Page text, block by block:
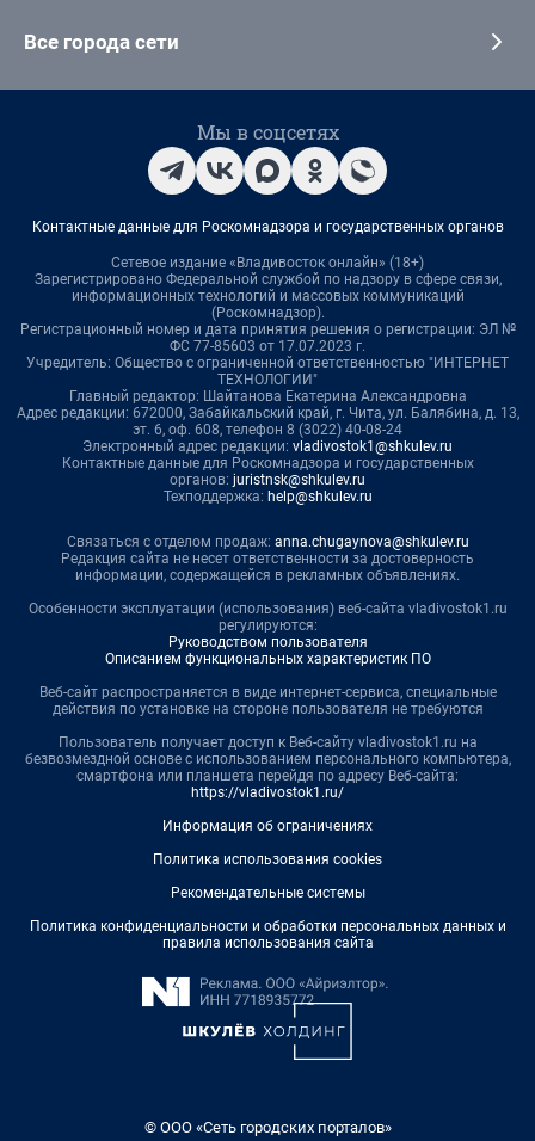
Все города сети
Мы в соцсетях
Контактные данные для Роскомнадзора и государственных органов
Сетевое издание «Владивосток онлайн» (18+)
Зарегистрировано Федеральной службой по надзору в сфере связи,
информационных технологий и массовых коммуникаций
(Роскомнадзор).
Регистрационный номер и дата принятия решения о регистрации: ЭЛ №
ФС 77-85603 от 17.07.2023 г.
Учредитель: Общество с ограниченной ответственностью "ИНТЕРНЕТ
ТЕХНОЛОГИИ"
Главный редактор: Шайтанова Екатерина Александровна
Адрес редакции: 672000, Забайкальский край, г. Чита, ул. Балябина, д. 13,
эт. 6, оф. 608, телефон 8 (3022) 40-08-24
Электронный адрес редакции: vladivostok1@shkulev.ru
Контактные данные для Роскомнадзора и государственных
органов: juristnsk@shkulev.ru
Техподдержка: help@shkulev.ru
Связаться с отделом продаж: anna.chugaynova@shkulev.ru
Редакция сайта не несет ответственности за достоверность
информации, содержащейся в рекламных объявлениях.
Особенности эксплуатации (использования) веб-сайта vladivostok1.ru
регулируются:
Руководством пользователя
Описанием функциональных характеристик ПО
Веб-сайт распространяется в виде интернет-сервиса, специальные
действия по установке на стороне пользователя не требуются
Пользователь получает доступ к Веб-сайту vladivostok1.ru на
безвозмездной основе с использованием персонального компьютера,
смартфона или планшета перейдя по адресу Веб-сайта:
https://vladivostok1.ru/
Информация об ограничениях
Политика использования cookies
Рекомендательные системы
Политика конфиденциальности и обработки персональных данных и
правила использования сайта
© ООО «Сеть городских порталов»